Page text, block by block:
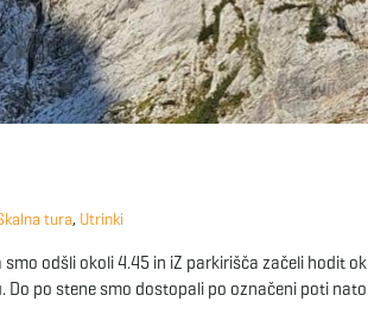
tura, Utrinki
odšli okoli 4.45 in iZ parkirišča začeli hodit
po stene smo dostopali po označeni poti